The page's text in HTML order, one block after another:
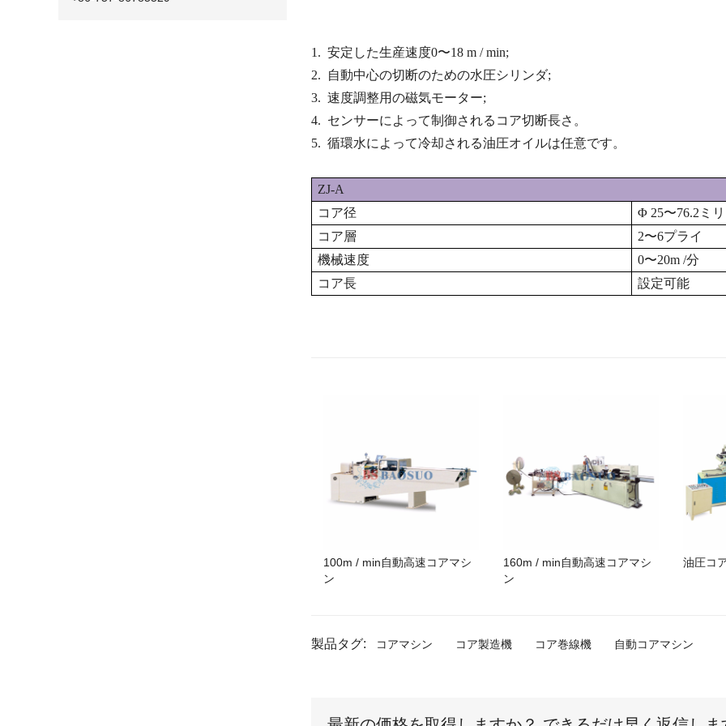
1. 安定した生産速度0〜18 m / min;
2.
自動中心の切断のための水圧シリンダ;
3. 速度調整用の磁気モーター;
4. センサーによって制御されるコア切断長さ。
5. 循環水によって冷却される油圧オイルは任意です。
ZJ-A
コア径
Φ 25〜76.2ミ
コア層
2〜6プライ
機械速度
0〜20m /分
コア長
設定可能
100m / min自動高速コアマシ
ン
160m / min自動高速コアマシ
ン
油圧コ
製品タグ: コアマシン コア製造機 コア巻線機 自動コアマシン